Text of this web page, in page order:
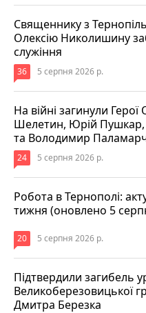
Священнику з
Олексію Николишину
служіння
36 5 серпня 2026 р.
На війні загинули Герої
Шелетин, Юрій Пушкар,
та Володимир
24 5 серпня 2026 р.
Робота в Тернополі:
тижня (оновлено 5
20 5 серпня 2026 р.
Підтвердили загибель
Великоберезовицької
Дмитра Березка